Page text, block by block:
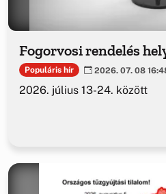
Fogorvosi rendelés
Populáris hír 2026. 07. 08
2026. július 13-24. között